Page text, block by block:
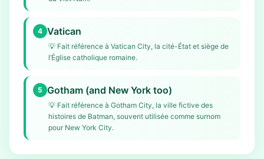
4 Vatican
💡 Fait référence à Vatican City, la cité-État et siège de
l’Église catholique romaine.
5 Gotham (and New York too)
💡 Fait référence à Gotham City, la ville fictive des
histoires de Batman, souvent utilisée comme surnom
pour New York City.